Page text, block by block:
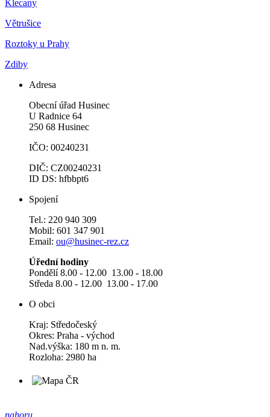
Klecany
Větrušice
Roztoky u Prahy
Zdiby
Adresa
Obecní úřad Husinec
U Radnice 64
250 68 Husinec
IČO: 00240231
DIČ: CZ00240231
ID DS: hfbbpt6
Spojení
Tel.: 220 940 309
Mobil: 601 347 901
Email: ou@husinec-rez.cz
Úřední hodiny
Pondělí 8.00 - 12.00 13.00 - 18.00
Středa 8.00 - 12.00 13.00 - 17.00
O obci
Kraj: Středočeský
Okres: Praha - východ
Nad.výška: 180 m n. m.
Rozloha: 2980 ha
nahoru